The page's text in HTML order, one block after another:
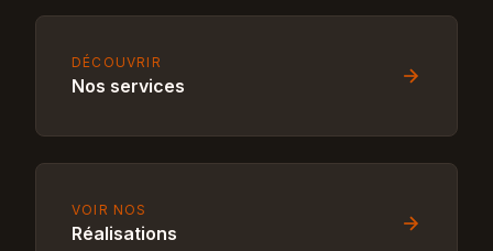
DÉCOUVRIR
Nos services
VOIR NOS
Réalisations